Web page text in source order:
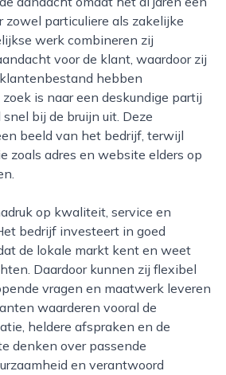
zowel particuliere als zakelijke
werk combineren zij
voor de klant, waardoor zij
hebben
is naar een deskundige partij
bij de bruijn uit. Deze
beeld van het bedrijf, terwijl
zoals adres en website elders op
bedrijf investeert in goed
de lokale markt kent en weet
Daardoor kunnen zij flexibel
vragen en maatwerk leveren
waarderen vooral de
heldere afspraken en de
denken over passende
en verantwoord